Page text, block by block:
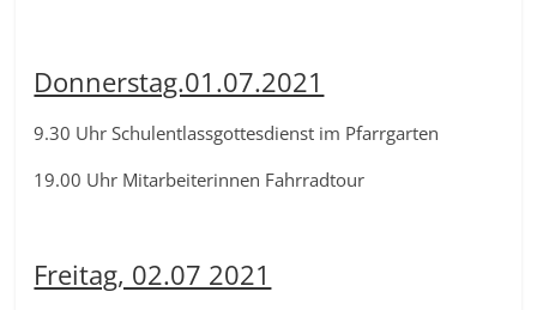
Donnerstag.01.07.2021
9.30 Uhr Schulentlassgottesdienst im Pfarrgarten
19.00 Uhr Mitarbeiterinnen Fahrradtour
Freitag, 02.07 2021